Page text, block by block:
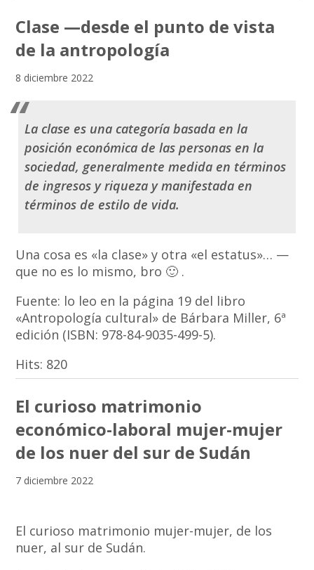
Clase —desde el punto de vista
de la antropología
8 diciembre 2022
La clase es una categoría basada en la
posición económica de las personas en la
sociedad, generalmente medida en términos
de ingresos y riqueza y manifestada en
términos de estilo de vida.
Una cosa es «la clase» y otra «el estatus»… —
que no es lo mismo, bro 🙂 .
Fuente: lo leo en la página 19 del libro
«Antropología cultural» de Bárbara Miller, 6ª
edición (ISBN: 978-84-9035-499-5).
Hits: 820
El curioso matrimonio
económico-laboral mujer-mujer
de los nuer del sur de Sudán
7 diciembre 2022
El curioso matrimonio mujer-mujer, de los
nuer, al sur de Sudán.